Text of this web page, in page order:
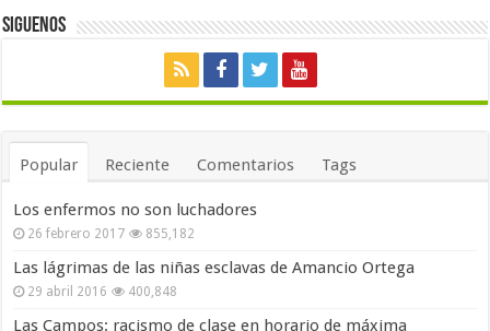
Siguenos
Popular Reciente Comentarios Tags
Los enfermos no son luchadores
26 febrero 2017 855,182
Las lágrimas de las niñas esclavas de Amancio Ortega
29 abril 2016 400,848
Las Campos: racismo de clase en horario de máxima